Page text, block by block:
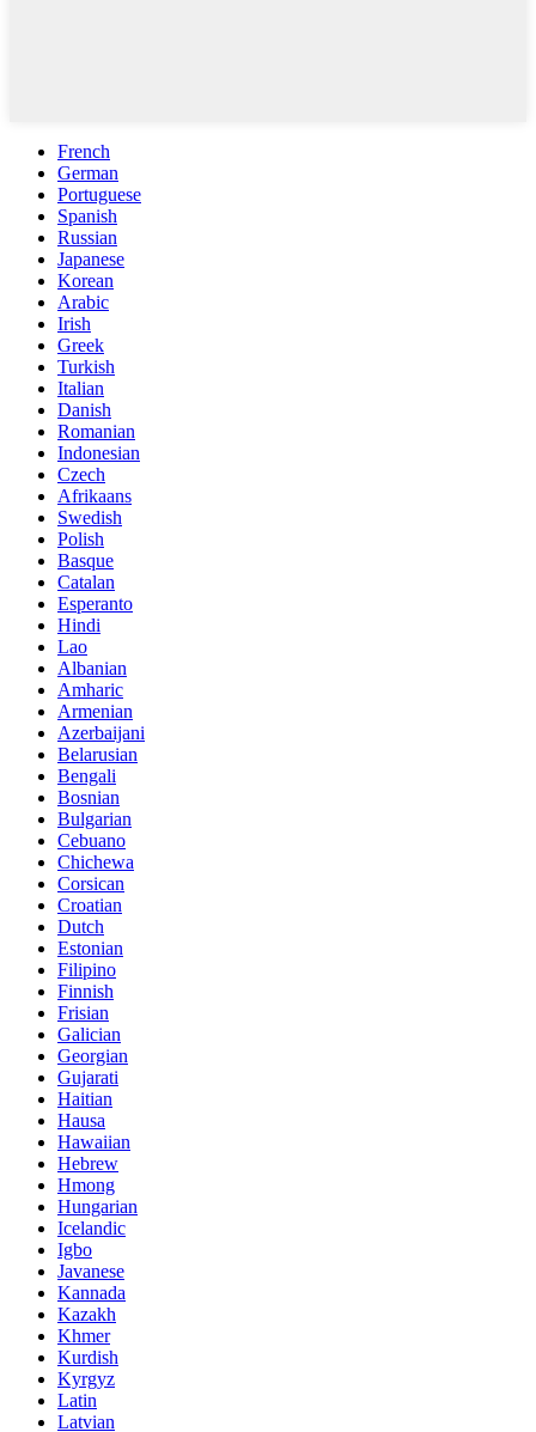
French
German
Portuguese
Spanish
Russian
Japanese
Korean
Arabic
Irish
Greek
Turkish
Italian
Danish
Romanian
Indonesian
Czech
Afrikaans
Swedish
Polish
Basque
Catalan
Esperanto
Hindi
Lao
Albanian
Amharic
Armenian
Azerbaijani
Belarusian
Bengali
Bosnian
Bulgarian
Cebuano
Chichewa
Corsican
Croatian
Dutch
Estonian
Filipino
Finnish
Frisian
Galician
Georgian
Gujarati
Haitian
Hausa
Hawaiian
Hebrew
Hmong
Hungarian
Icelandic
Igbo
Javanese
Kannada
Kazakh
Khmer
Kurdish
Kyrgyz
Latin
Latvian